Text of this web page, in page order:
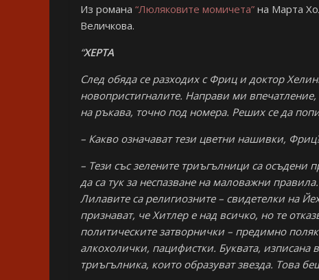
Из романа “Люляковите момичета” на Марта
Величкова.
“ХЕРТА
След обяда се разходих с Фриц и доктор
новопристигналите. Направи ми впечатление,
на ръкава, точно под номера. Реших се да
– Какво означават тези цветни нашивки,
– Тези със зелените триъгълници са осъдени
да са тук за неспазване на маловажни
Лилавите са религиозните – свидетелки на
признават, че Хитлер е над всичко, но те
политическите затворнички – предимно
алкохолички, пацифистки. Буквата, изписана
триъгълника, които образуват звезда. Това